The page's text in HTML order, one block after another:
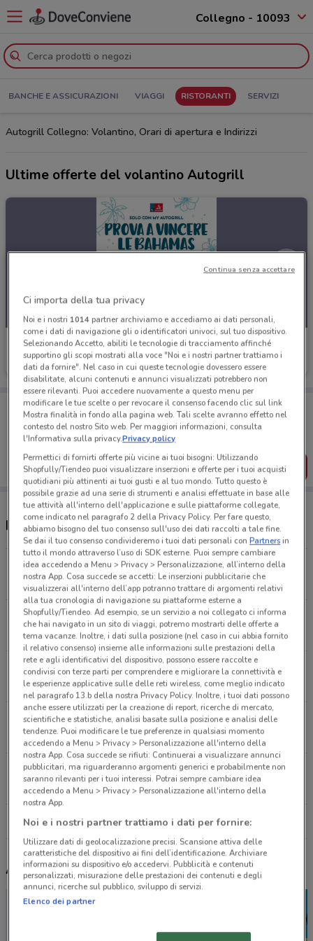
Collegno - 10093
BANCHE E ASSICURAZIONI VIAGGI RISTORANTI SERVIZI
Autogrill Collegno: Volantino, Orari di apertura e Indirizzi
Ultime offerte del volantino Autogrill
Autogrill
Scade il 06/09
Porta DoveConviene sempre con te!
Puoi trovare le migliori offerte dei negozi vicino a te,
salvarle e creare la tua lista del risparmio, comodamente
dal tuo cellulare.
SCARICA L’APP
Ristoranti Autogrill nelle vicinanze
Autostrada A32 Torino-Bardonecchia, Km 73 Rivoli
3.4 km
APERTO
SP143 KM 5.665 DIR. SUD-OVEST Orbassano
8.4 km
Corso Trieste, 91 Moncalieri
10.5 km
Tangenziale Sud Di Torino, Km 11,300 Nichelino
12.2 km
APERTO
Tangenziale Sud Torino - Km. 10+000 Moncalieri
13.3 km
APERTO
Tutti i negozi Autogrill
Altri volantini nelle vicinanze
Ci importa della tua privacy
Noi e i nostri 1014partner archiviamo e accediamo ai dati personali,
come i dati di navigazione gli o identificatori univoci, sul tuo dispositivo.
Selezionando Accetto, abiliti le tecnologie di tracciamento affinché
supportino gli scopi mostrati alla voce "Noi e i nostri partner trattiamo i
dati da fornire". Nel caso in cui queste tecnologie dovessero essere
disabilitate, alcuni contenuti e annunci visualizzati potrebbero non
essere rilevanti. Puoi accedere nuovamente a questo menu per
modificare le tue scelte o per revocare il consenso facendo clic sul link
Mostra finalità in fondo alla pagina web. Tali scelte avranno effetto nel
contesto del nostro Sito web. Per maggiori informazioni, consulta
l'Informativa sulla privacy.Privacy policy
Permettici di fornirti offerte più vicine ai tuoi bisogni: Utilizzando
Shopfully/Tiendeo puoi visualizzare inserzioni e offerte per i tuoi acquisti
quotidiani più attinenti ai tuoi gusti e al tuo mondo. Tutto questo è
possibile grazie ad una serie di strumenti e analisi effettuate in base alle
tue attività all'interno dell'applicazione e sulle piattaforme collegate,
come indicato nel paragrafo 2 della Privacy Policy. Per fare questo,
abbiamo bisogno del tuo consenso sull'uso dei dati raccolti a tale fine.
Se dai il tuo consenso condivideremo i tuoi dati personali conPartnersin
tutto il mondo attraverso l’uso di SDK esterne. Puoi sempre cambiare
idea accedendo a Menu > Privacy > Personalizzazione, all’interno della
nostra App. Cosa succede se accetti: Le inserzioni pubblicitarie che
visualizzerai all'interno dell’app potranno trattare di argomenti relativi
alla tua cronologia di navigazione su piattaforme esterne a
Shopfully/Tiendeo. Ad esempio, se un servizio a noi collegato ci informa
che hai navigato in un sito di viaggi, potremo mostrarti delle offerte a
tema vacanze. Inoltre, i dati sulla posizione (nel caso in cui abbia fornito
il relativo consenso) insieme alle informazioni sulle prestazioni della
rete e agli identificativi del dispositivo, possono essere raccolte e
condivisi con terze parti per comprendere e migliorare la connettività e
le esperienze applicative sulle delle reti wireless, come meglio indicato
nel paragrafo 13.b della nostra Privacy Policy. Inoltre, i tuoi dati possono
anche essere utilizzati per la creazione di report, ricerche di mercato,
scientifiche e statistiche, analisi basate sulla posizione e analisi delle
tendenze. Puoi modificare le tue preferenze in qualsiasi momento
accedendo a Menu > Privacy > Personalizzazione all'interno della
nostra App. Cosa succede se rifiuti: Continuerai a visualizzare annunci
pubblicitari, ma riguarderanno argomenti generici e probabilmente non
saranno rilevanti per i tuoi interessi. Potrai sempre cambiare idea
accedendo a Menu > Privacy > Personalizzazione all'interno della
nostra App.
Noi e i nostri partner trattiamo i dati per fornire:
Utilizzare dati di geolocalizzazione precisi. Scansione attiva delle
caratteristiche del dispositivo ai fini dell’identificazione. Archiviare
informazioni su dispositivo e/o accedervi. Pubblicità e contenuti
personalizzati, misurazione delle prestazioni dei contenuti e degli
annunci, ricerche sul pubblico, sviluppo di servizi.
Elenco dei partner
Continua senza accettare